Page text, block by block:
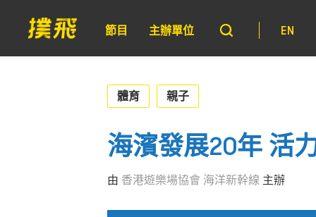
節目 主辦單位 EN
體育 親子
海濱發展20年 活
由 香港遊樂場協會 海洋新幹線 主辦